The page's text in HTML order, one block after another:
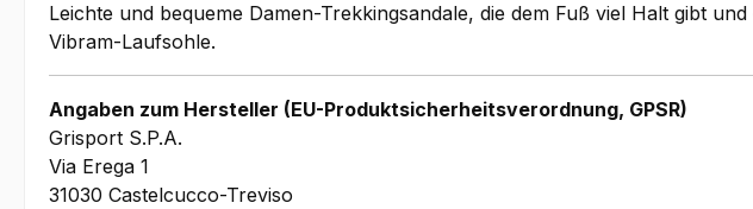
Leichte und bequeme Damen-Trekkingsandale, die dem Fuß viel Halt gibt
Vibram-Laufsohle.
Angaben zum Hersteller (EU-Produktsicherheitsverordnung, GPSR)
Grisport S.P.A.
Via Erega 1
31030 Castelcucco-Treviso